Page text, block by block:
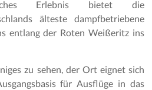
Erlebnis bietet die
älteste dampfbetriebene
entlang der Roten Weißeritz ins
zu sehen, der Ort eignet sich
für Ausflüge in das